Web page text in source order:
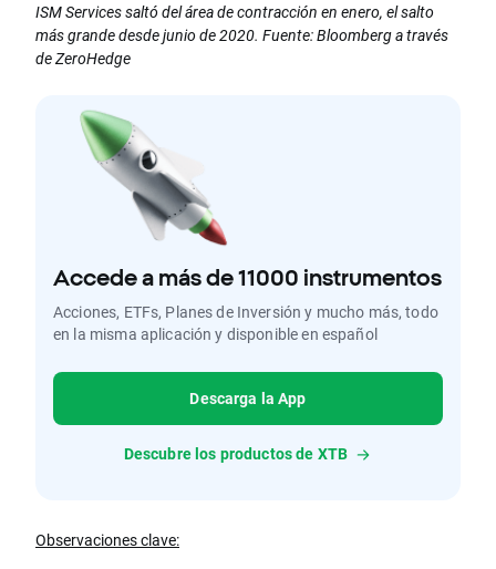
ISM Services saltó del área de contracción en enero, el salto
más grande desde junio de 2020. Fuente: Bloomberg a través
de ZeroHedge
Accede a más de 11000 instrumentos
Acciones, ETFs, Planes de Inversión y mucho más, todo
en la misma aplicación y disponible en español
Descarga la App
Descubre los productos de XTB
Observaciones clave: